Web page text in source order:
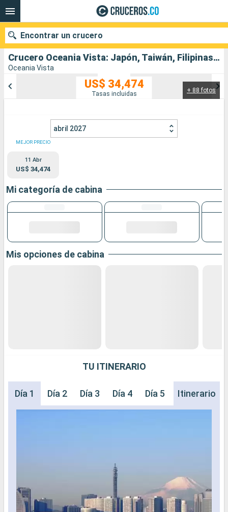
Crucero Oceania Vista: Japón, Taiwán, Filipinas, Malasia, Singapur, Tailandia, Sri Lanka, Maldivas, India, Emiratos Árabes Unidos, Qatar, Oman, Arabia Saudí, Egipto, Jordania, Chipre, Turquía, Grecia, Eslovenia, Croacia, Ma salida desde Yokohama
Oceania Vista
+ 88 fotos
US$ 34,474
Tasas incluidas
abril 2027
MEJOR PRECIO
11 Abr
US$ 34,474
Mi categoría de cabina
Mis opciones de cabina
TU ITINERARIO
Día 1 Día 2 Día 3 Día 4 Día 5 Día 6 Día
Itinerario
Encontrar un crucero
Puertos Compañías